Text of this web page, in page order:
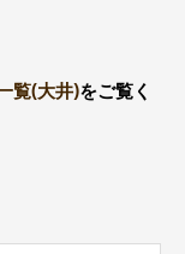
覧(大井)をご覧く